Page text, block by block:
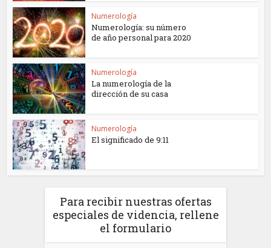
Numerología
Numerología: su número
de año personal para 2020
Numerología
La numerología de la
dirección de su casa
Numerología
El significado de 9:11
Para recibir nuestras ofertas
especiales de videncia, rellene
el formulario